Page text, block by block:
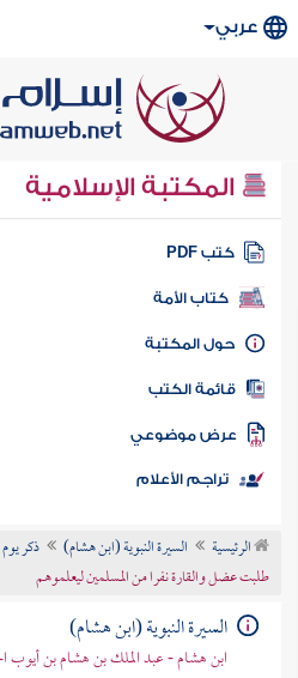
عربي
المكتبة الإسلامية
كتب PDF
كتاب الأمة
المكتبة
الكتب
موضوعي
تراجم الأعلام
الرئيسية السيرة النبوية (ابن هشام)
ذكر
طلبت عضل والقارة نفرا من المسلمين ليعلموهم
السيرة النبوية (ابن هشام)
ابن هشام - عبد الملك بن هشام بن أيوب